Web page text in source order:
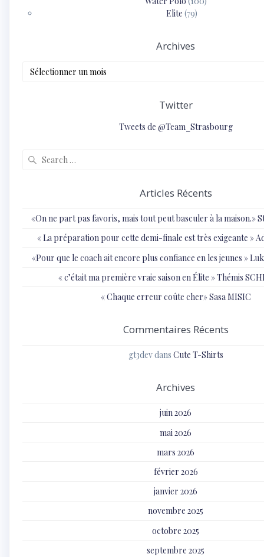
Elite (79)
Archives
Twitter
Tweets de @Team_Strasbourg
Articles Récents
«On ne part pas favoris, mais tout peut basculer à la maison.»
« ⁠La préparation pour cette demi-finale est très exigeante »
«Pour que le coach ait encore plus confiance en les jeunes »
« c’était ma première vraie saison en Élite » Thémis
« Chaque erreur coûte cher» Sasa MISIC
Commentaires Récents
gt3devdans Cute T-Shirts
Archives
juin 2026
mai 2026
mars 2026
février 2026
janvier 2026
novembre 2025
octobre 2025
septembre 2025